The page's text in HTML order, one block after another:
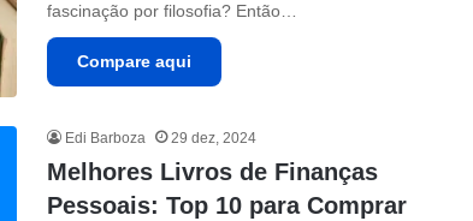
fascinação por filosofia? Então…
Compare aqui
Edi Barboza 29 dez, 2024
Melhores Livros de Finanças
Pessoais: Top 10 para Comprar